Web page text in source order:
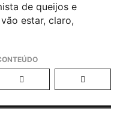
de queijos e
estar, claro,